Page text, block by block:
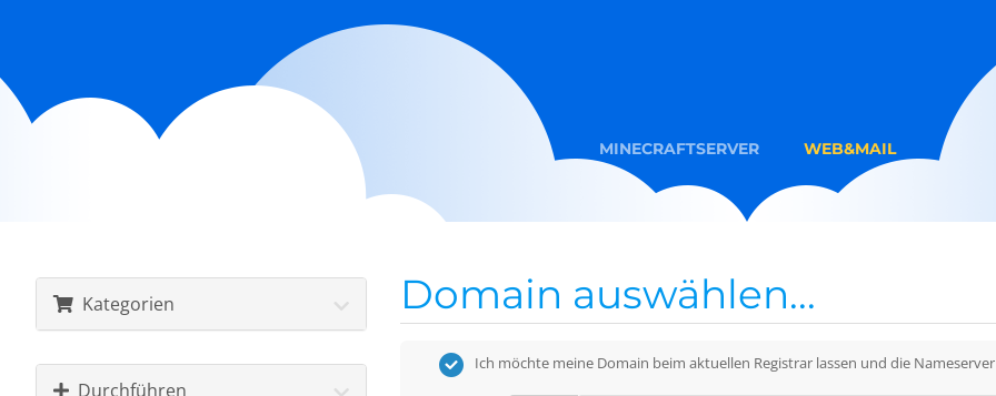
MINECRAFTSERVER WEB&MAIL
Kategorien
Durchführen
Domain auswählen...
Ich möchte meine Domain beim aktuellen Registrar lassen und die